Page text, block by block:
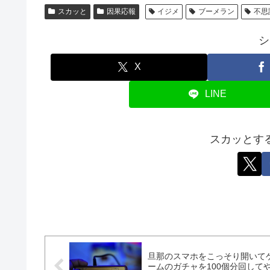
スカッと 因果応報 イジメ ブーメラン 不思
X
LINE
スカッとす
旦那のスマホをこっそり開いて
ームのガチャを100個分回して